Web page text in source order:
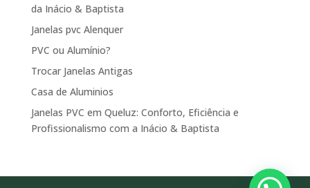
da Inácio & Baptista
Janelas pvc Alenquer
PVC ou Alumínio?
Trocar Janelas Antigas
Casa de Aluminios
Janelas PVC em Queluz: Conforto, Eficiência e
Profissionalismo com a Inácio & Baptista